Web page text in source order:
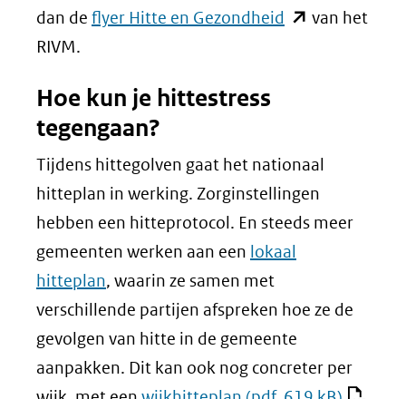
dan de flyer Hitte en Gezondheid (opent
naar
een
andere
website)
van het
RIVM.
Hoe kun je hittestress
tegengaan?
Tijdens hittegolven gaat het nationaal
hitteplan in werking. Zorginstellingen
hebben een hitteprotocol. En steeds meer
gemeenten werken aan een lokaal
hitteplan, waarin ze samen met
verschillende partijen afspreken hoe ze de
gevolgen van hitte in de gemeente
aanpakken. Dit kan ook nog concreter per